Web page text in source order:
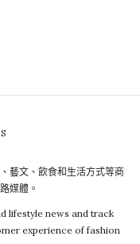
藝文、飲食和生活方式等商
媒體。
lifestyle news and track
experience of fashion